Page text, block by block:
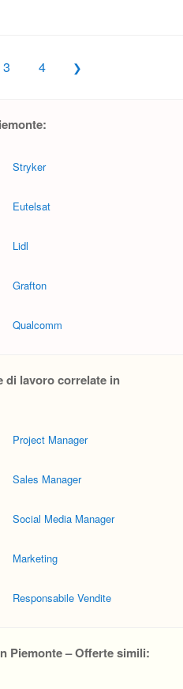
3 4
Stryker
Eutelsat
Lidl
Grafton
Qualcomm
di lavoro correlate in
Project Manager
Sales Manager
Social Media Manager
Marketing
Responsabile Vendite
Piemonte – Offerte simili: